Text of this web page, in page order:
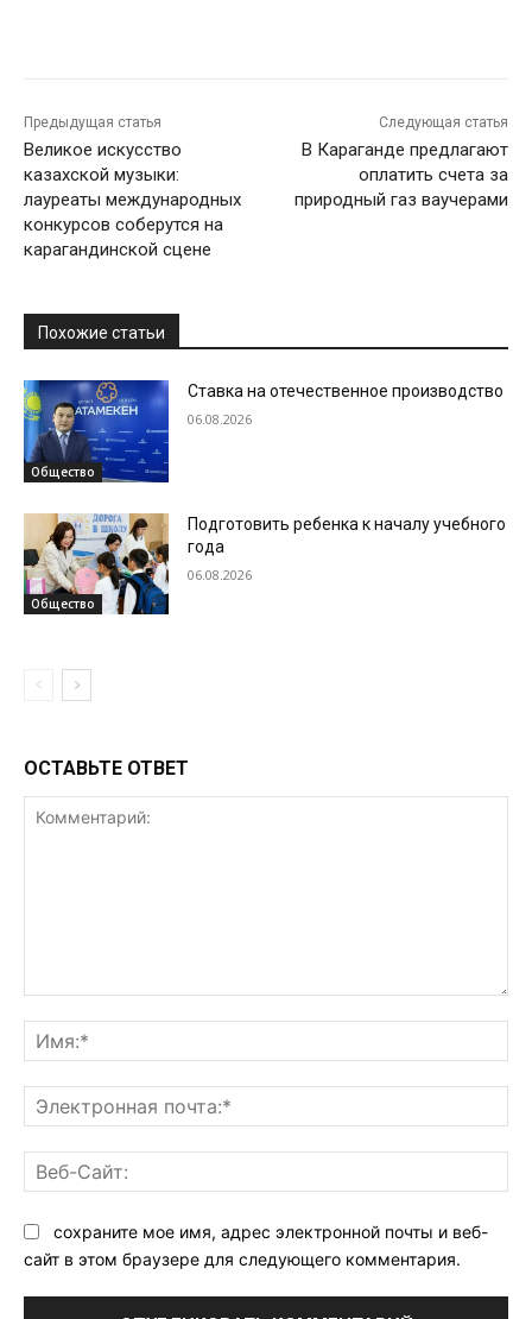
Предыдущая статья
Великое искусство
казахской музыки:
лауреаты международных
конкурсов соберутся на
карагандинской сцене
Следующая статья
В Караганде предлагают
оплатить счета за
природный газ ваучерами
Похожие статьи
Общество
Ставка на отечественное производство
06.08.2026
Общество
Подготовить ребенка к началу учебного
года
06.08.2026
ОСТАВЬТЕ ОТВЕТ
сохраните мое имя, адрес электронной почты и веб-
сайт в этом браузере для следующего комментария.